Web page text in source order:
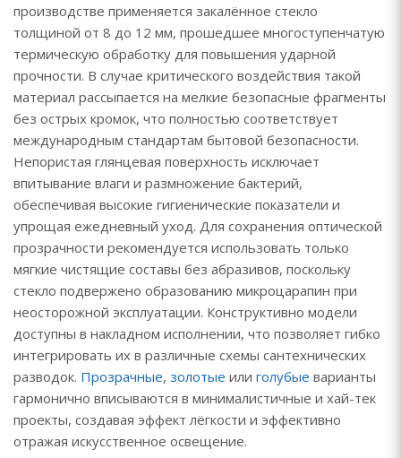
производстве применяется закалённое стекло
толщиной от 8 до 12 мм, прошедшее многоступенчатую
термическую обработку для повышения ударной
прочности. В случае критического воздействия такой
материал рассыпается на мелкие безопасные фрагменты
без острых кромок, что полностью соответствует
международным стандартам бытовой безопасности.
Непористая глянцевая поверхность исключает
впитывание влаги и размножение бактерий,
обеспечивая высокие гигиенические показатели и
упрощая ежедневный уход. Для сохранения оптической
прозрачности рекомендуется использовать только
мягкие чистящие составы без абразивов, поскольку
стекло подвержено образованию микроцарапин при
неосторожной эксплуатации. Конструктивно модели
доступны в накладном исполнении, что позволяет гибко
интегрировать их в различные схемы сантехнических
разводок. Прозрачные, золотые или голубые варианты
гармонично вписываются в минималистичные и хай-тек
проекты, создавая эффект лёгкости и эффективно
отражая искусственное освещение.